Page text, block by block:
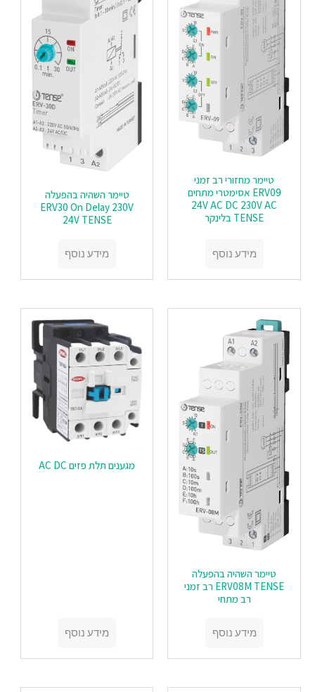
טיימר מחזורי רב זמני
ERV09 אסימטרי מתחים
24V AC DC 230V AC
TENSE בלינקר
מידע נוסף
טיימר השהיה בהפעלה
ERV30 On Delay 230V
24V TENSE
מידע נוסף
טיימר השהיה בהפעלה
ERV08M TENSE רב זמני
רב מתחי
מידע נוסף
מגענים תלת פזים AC DC
מידע נוסף